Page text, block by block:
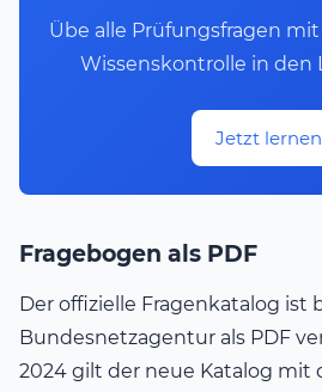
Übe alle Prüfungsfragen
Wissenskontrolle in den
Jetzt lernen
Fragebogen als PDF
Der offizielle Fragenkatalog ist
Bundesnetzagentur als PDF
2024 gilt der neue Katalog mit